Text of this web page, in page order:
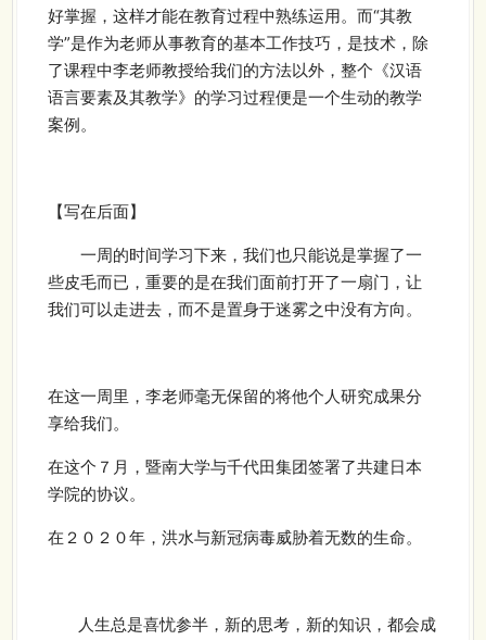
好掌握，这样才能在教育过程中熟练运用。而“其教
学”是作为老师从事教育的基本工作技巧，是技术，除
了课程中李老师教授给我们的方法以外，整个《汉语
语言要素及其教学》的学习过程便是一个生动的教学
案例。
【写在后面】
一周的时间学习下来，我们也只能说是掌握了一
些皮毛而已，重要的是在我们面前打开了一扇门，让
我们可以走进去，而不是置身于迷雾之中没有方向。
在这一周里，李老师毫无保留的将他个人研究成果分
享给我们。
在这个７月，暨南大学与千代田集团签署了共建日本
学院的协议。
在２０２０年，洪水与新冠病毒威胁着无数的生命。
人生总是喜忧参半，新的思考，新的知识，都会成